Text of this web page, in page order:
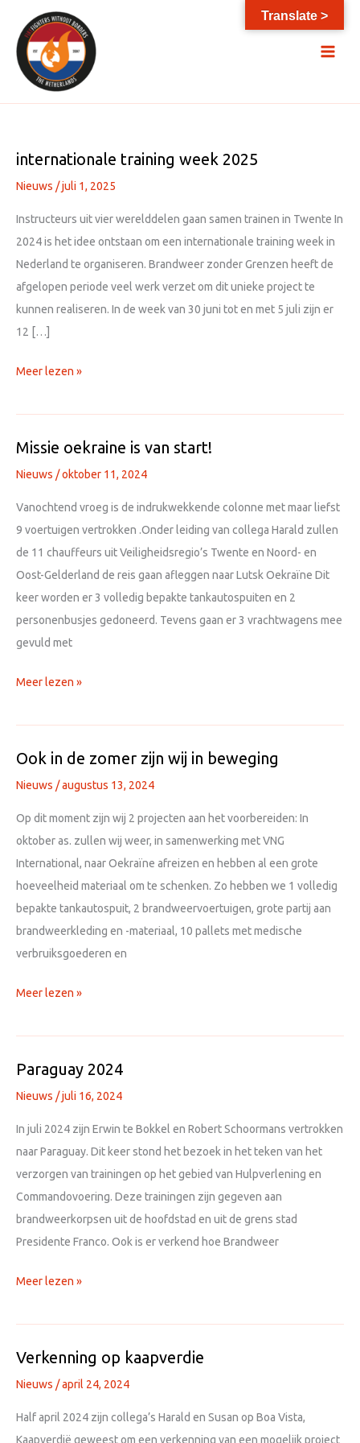
naar
inhoud
internationale training week 2025
Nieuws /juli 1, 2025
Instructeurs uit vier werelddelen gaan samen trainen in Twente In
2024 is het idee ontstaan om een internationale training week in
Nederland te organiseren. Brandweer zonder Grenzen heeft de
afgelopen periode veel werk verzet om dit unieke project te
kunnen realiseren. In de week van 30 juni tot en met 5 juli zijn er
12 […]
internationale
week
2025
Meer lezen »
Missie oekraine is van start!
Nieuws /oktober 11, 2024
Vanochtend vroeg is de indrukwekkende colonne met maar liefst
9 voertuigen vertrokken .Onder leiding van collega Harald zullen
de 11 chauffeurs uit Veiligheidsregio’s Twente en Noord- en
Oost-Gelderland de reis gaan afleggen naar Lutsk Oekraïne Dit
keer worden er 3 volledig bepakte tankautospuiten en 2
personenbusjes gedoneerd. Tevens gaan er 3 vrachtwagens mee
gevuld met
Missie
is
Meer lezen »
Ook in de zomer zijn wij in beweging
Nieuws /augustus 13, 2024
Op dit moment zijn wij 2 projecten aan het voorbereiden: In
oktober as. zullen wij weer, in samenwerking met VNG
International, naar Oekraïne afreizen en hebben al een grote
hoeveelheid materiaal om te schenken. Zo hebben we 1 volledig
bepakte tankautospuit, 2 brandweervoertuigen, grote partij aan
brandweerkleding en -materiaal, 10 pallets met medische
verbruiksgoederen en
Ook
de
in
beweging
Meer lezen »
Paraguay 2024
Nieuws /juli 16, 2024
In juli 2024 zijn Erwin te Bokkel en Robert Schoormans vertrokken
naar Paraguay. Dit keer stond het bezoek in het teken van het
verzorgen van trainingen op het gebied van Hulpverlening en
Commandovoering. Deze trainingen zijn gegeven aan
brandweerkorpsen uit de hoofdstad en uit de grens stad
Presidente Franco. Ook is er verkend hoe Brandweer
Paraguay
Meer lezen »
Verkenning op kaapverdie
Nieuws /april 24, 2024
Half april 2024 zijn collega’s Harald en Susan op Boa Vista,
Kaapverdië geweest om een verkenning van een mogelijk project
Translate >